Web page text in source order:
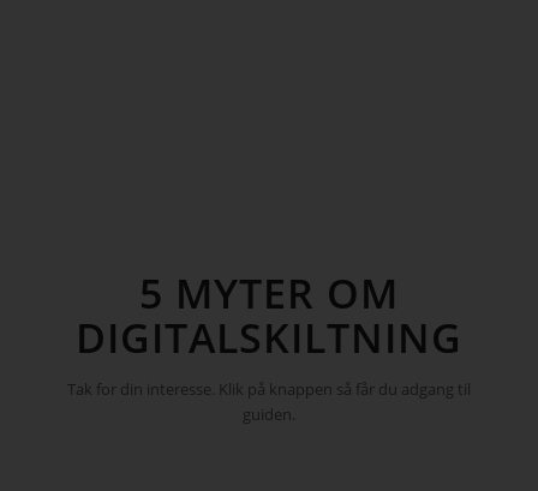
5 MYTER OM
DIGITALSKILTNING
Tak for din interesse. Klik på knappen så får du adgang til
guiden.